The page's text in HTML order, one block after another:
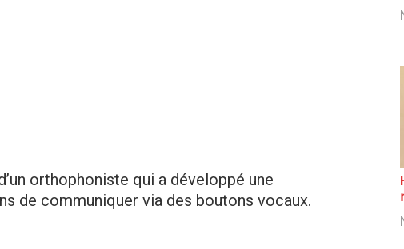
orthophoniste qui a développé une
de communiquer via des boutons vocaux.